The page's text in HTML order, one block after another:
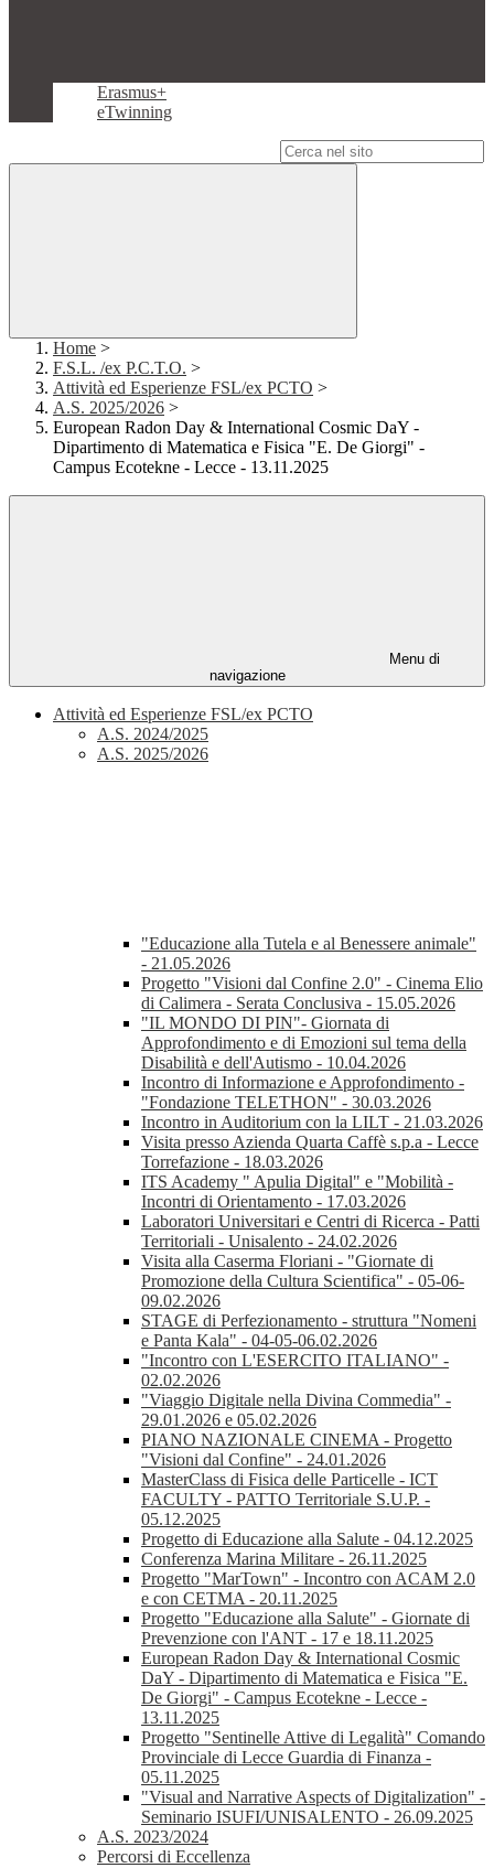
Erasmus+
eTwinning
Home >
F.S.L. /ex P.C.T.O. >
Attività ed Esperienze FSL/ex PCTO >
A.S. 2025/2026 >
European Radon Day & International Cosmic DaY -
Dipartimento di Matematica e Fisica "E. De Giorgi" -
Campus Ecotekne - Lecce - 13.11.2025
Menu di
navigazione
Attività ed Esperienze FSL/ex PCTO
A.S. 2024/2025
A.S. 2025/2026
"Educazione alla Tutela e al Benessere animale"
- 21.05.2026
Progetto "Visioni dal Confine 2.0" - Cinema Elio
di Calimera - Serata Conclusiva - 15.05.2026
"IL MONDO DI PIN"- Giornata di
Approfondimento e di Emozioni sul tema della
Disabilità e dell'Autismo - 10.04.2026
Incontro di Informazione e Approfondimento -
"Fondazione TELETHON" - 30.03.2026
Incontro in Auditorium con la LILT - 21.03.2026
Visita presso Azienda Quarta Caffè s.p.a - Lecce
Torrefazione - 18.03.2026
ITS Academy " Apulia Digital" e "Mobilità -
Incontri di Orientamento - 17.03.2026
Laboratori Universitari e Centri di Ricerca - Patti
Territoriali - Unisalento - 24.02.2026
Visita alla Caserma Floriani - "Giornate di
Promozione della Cultura Scientifica" - 05-06-
09.02.2026
STAGE di Perfezionamento - struttura "Nomeni
e Panta Kala" - 04-05-06.02.2026
"Incontro con L'ESERCITO ITALIANO" -
02.02.2026
"Viaggio Digitale nella Divina Commedia" -
29.01.2026 e 05.02.2026
PIANO NAZIONALE CINEMA - Progetto
"Visioni dal Confine" - 24.01.2026
MasterClass di Fisica delle Particelle - ICT
FACULTY - PATTO Territoriale S.U.P. -
05.12.2025
Progetto di Educazione alla Salute - 04.12.2025
Conferenza Marina Militare - 26.11.2025
Progetto "MarTown" - Incontro con ACAM 2.0
e con CETMA - 20.11.2025
Progetto "Educazione alla Salute" - Giornate di
Prevenzione con l'ANT - 17 e 18.11.2025
European Radon Day & International Cosmic
DaY - Dipartimento di Matematica e Fisica "E.
De Giorgi" - Campus Ecotekne - Lecce -
13.11.2025
Progetto "Sentinelle Attive di Legalità" Comando
Provinciale di Lecce Guardia di Finanza -
05.11.2025
"Visual and Narrative Aspects of Digitalization" -
Seminario ISUFI/UNISALENTO - 26.09.2025
A.S. 2023/2024
Percorsi di Eccellenza